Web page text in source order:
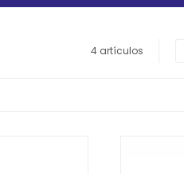
4 artículos